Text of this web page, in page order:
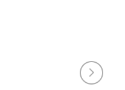
ТР,